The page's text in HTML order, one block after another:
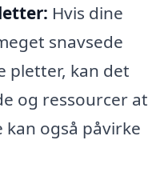
Hvis dine
snavsede
pletter, kan det
og ressourcer at
også påvirke